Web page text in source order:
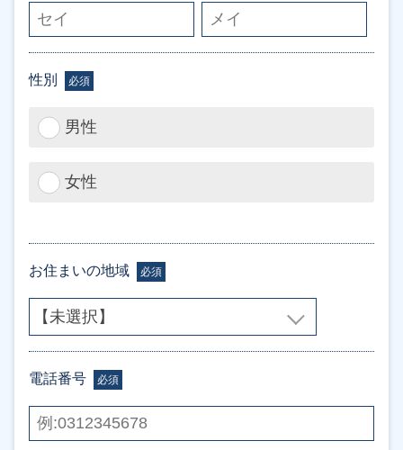
性別 必須
男性
女性
お住まいの地域 必須
電話番号 必須